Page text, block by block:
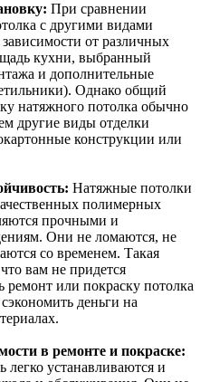
При сравнении
с другими видами
от различных
кухни, выбранный
и дополнительные
Однако общий
натяжного потолка обычно
другие виды отделки
конструкции или
Натяжные потолки
полимерных
прочными и
Они не ломаются, не
со временем. Такая
вам не придется
ремонт или покраску потолка
деньги на
в ремонте и покраске:
устанавливаются и